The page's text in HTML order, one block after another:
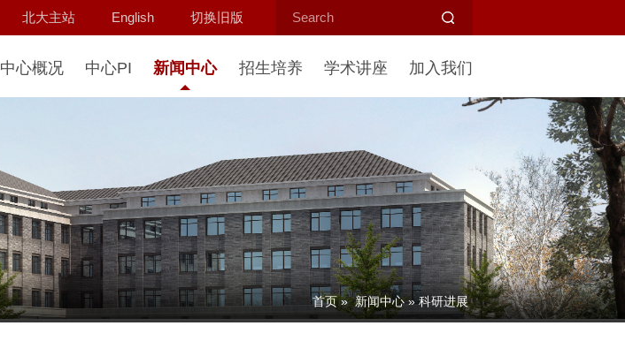
北大主站 English 切换旧版
中心概况 中心PI 新闻中心 招生培养 学术讲座 加入我们
首页 » 新闻中心 » 科研进展